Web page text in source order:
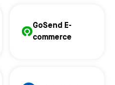
GoSend E-
commerce